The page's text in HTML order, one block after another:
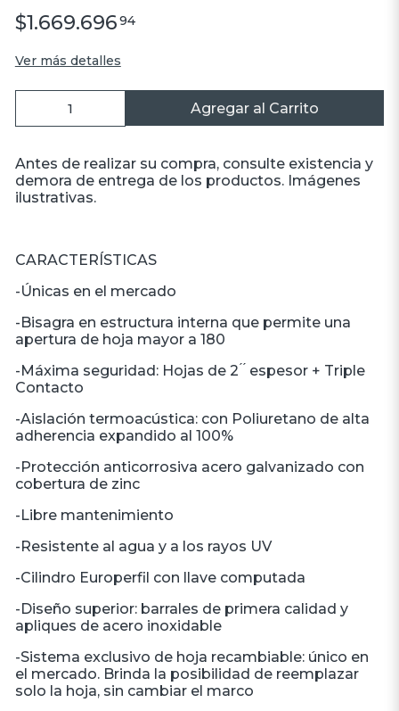
$1.669.69694
Ver más detalles
Agregar al Carrito
Antes de realizar su compra, consulte existencia y
demora de entrega de los productos. Imágenes
ilustrativas.
CARACTERÍSTICAS
-Únicas en el mercado
-Bisagra en estructura interna que permite una
apertura de hoja mayor a 180
-Máxima seguridad: Hojas de 2 ́ ́ espesor + Triple
Contacto
-Aislación termoacústica: con Poliuretano de alta
adherencia expandido al 100%
-Protección anticorrosiva acero galvanizado con
cobertura de zinc
-Libre mantenimiento
-Resistente al agua y a los rayos UV
-Cilindro Europerfil con llave computada
-Diseño superior: barrales de primera calidad y
apliques de acero inoxidable
-Sistema exclusivo de hoja recambiable: único en
el mercado. Brinda la posibilidad de reemplazar
solo la hoja, sin cambiar el marco